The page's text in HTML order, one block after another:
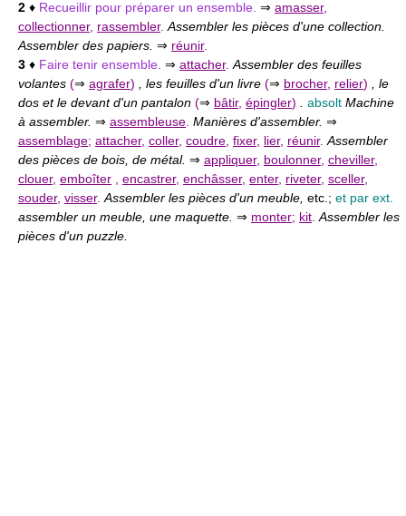
2 ♦ Recueillir pour préparer un ensemble. ⇒ amasser,
collectionner, rassembler. Assembler les pièces d'une collection.
Assembler des papiers. ⇒ réunir.
3 ♦ Faire tenir ensemble. ⇒ attacher. Assembler des feuilles
volantes (⇒ agrafer) , les feuilles d'un livre (⇒ brocher, relier) , le
dos et le devant d'un pantalon (⇒ bâtir, épingler) absolt Machine
à assembler. ⇒ assembleuse Manières d'assembler. ⇒
assemblage; attacher, coller, coudre fixer, lier, réunir. Assembler
des pièces de bois, de métal. ⇒ appliquer, boulonner, cheviller,
clouer, emboîter encastrer, enchâsser, enter, riveter, sceller,
souder, visser. Assembler les pièces d'un meuble, etc.; et par ext.
assembler un meuble, une maquette. ⇒ monter; kit Assembler les
pièces d'un puzzle.